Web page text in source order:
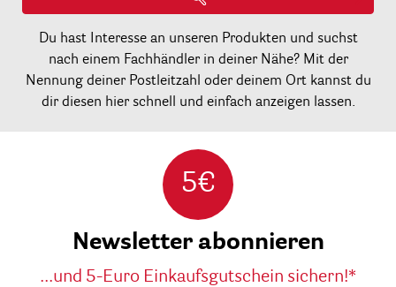
Du hast Interesse an unseren Produkten und suchst
nach einem Fachhändler in deiner Nähe? Mit der
Nennung deiner Postleitzahl oder deinem Ort kannst du
dir diesen hier schnell und einfach anzeigen lassen.
5€
Newsletter abonnieren
...und 5-Euro Einkaufsgutschein sichern!*